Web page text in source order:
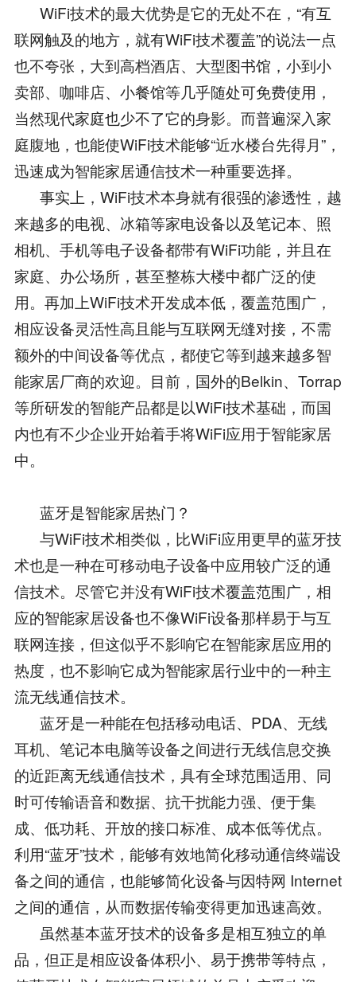
WiFi技术的最大优势是它的无处不在，“有互
联网触及的地方，就有WiFi技术覆盖”的说法一点
也不夸张，大到高档酒店、大型图书馆，小到小
卖部、咖啡店、小餐馆等几乎随处可免费使用，
当然现代家庭也少不了它的身影。而普遍深入家
庭腹地，也能使WiFi技术能够“近水楼台先得月”，
迅速成为智能家居通信技术一种重要选择。
事实上，WiFi技术本身就有很强的渗透性，越
来越多的电视、冰箱等家电设备以及笔记本、照
相机、手机等电子设备都带有WiFi功能，并且在
家庭、办公场所，甚至整栋大楼中都广泛的使
用。再加上WiFi技术开发成本低，覆盖范围广，
相应设备灵活性高且能与互联网无缝对接，不需
额外的中间设备等优点，都使它等到越来越多智
能家居厂商的欢迎。目前，国外的Belkin、Torrap
等所研发的智能产品都是以WiFi技术基础，而国
内也有不少企业开始着手将WiFi应用于智能家居
中。
蓝牙是智能家居热门？
与WiFi技术相类似，比WiFi应用更早的蓝牙技
术也是一种在可移动电子设备中应用较广泛的通
信技术。尽管它并没有WiFi技术覆盖范围广，相
应的智能家居设备也不像WiFi设备那样易于与互
联网连接，但这似乎不影响它在智能家居应用的
热度，也不影响它成为智能家居行业中的一种主
流无线通信技术。
蓝牙是一种能在包括移动电话、PDA、无线
耳机、笔记本电脑等设备之间进行无线信息交换
的近距离无线通信技术，具有全球范围适用、同
时可传输语音和数据、抗干扰能力强、便于集
成、低功耗、开放的接口标准、成本低等优点。
利用“蓝牙”技术，能够有效地简化移动通信终端设
备之间的通信，也能够简化设备与因特网 Internet
之间的通信，从而数据传输变得更加迅速高效。
虽然基本蓝牙技术的设备多是相互独立的单
品，但正是相应设备体积小、易于携带等特点，